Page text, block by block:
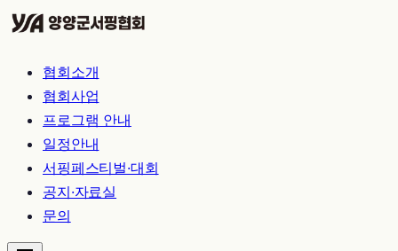
협회소개
협회사업
프로그램 안내
일정안내
서핑페스티벌·대회
공지·자료실
문의